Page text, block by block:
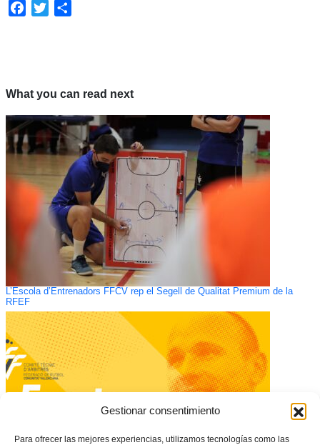
Gestionar consentimiento
Para ofrecer las mejores experiencias, utilizamos tecnologías como las
Facebook
Twitter
What you can read next
L’Escola d’Entrenadors FFCV rep el Segell de Qualitat Premium de la
RFEF